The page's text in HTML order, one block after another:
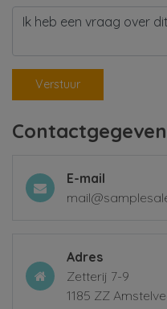
Verstuur
E-mail
Adres
Zetterij 7-9
1185 ZZ